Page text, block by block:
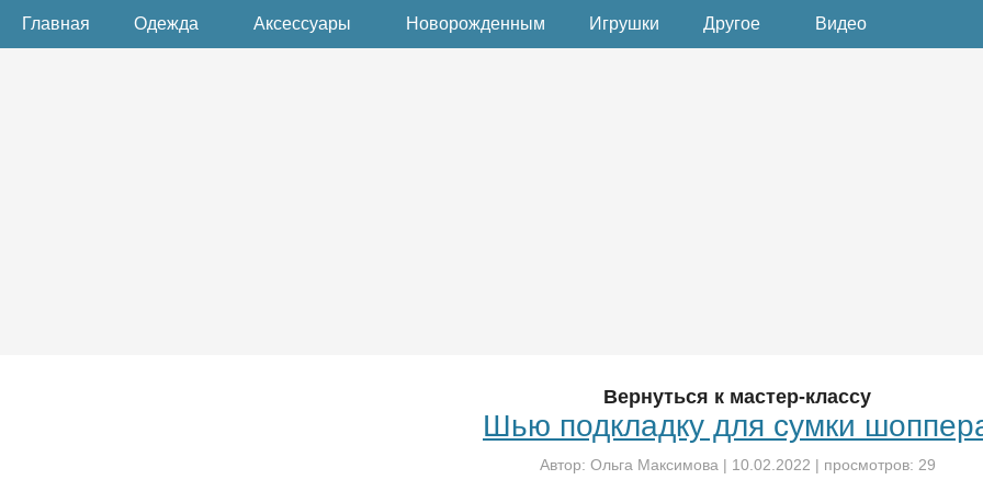
Главная Одежда Аксессуары Новорожденным Игрушки Другое Видео
Вернуться к мастер-классу
Шью подкладку для сумки
Автор: Ольга Максимова | 10.02.2022 | просмотров: 29